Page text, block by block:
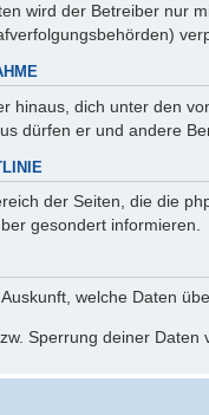
wird der Betreiber nur
hinaus, dich unter den
dürfen er und andere
der Seiten, die die
gesondert informieren.
welche Daten
Sperrung deiner